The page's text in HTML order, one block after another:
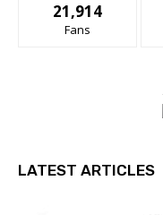
21,914
Fans
LATEST ARTICLES